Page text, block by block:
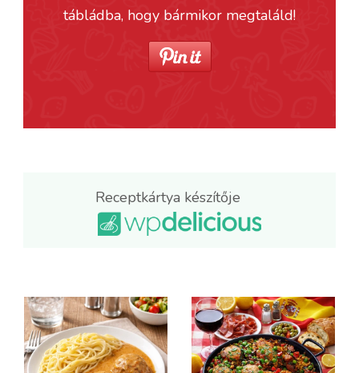
tábládba, hogy bármikor megtaláld!
Receptkártya készítője